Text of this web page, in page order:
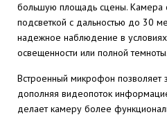
большую площадь сцены. Камера
подсветкой с дальностью до 30
надежное наблюдение в
освещенности или полной темноты.
Встроенный микрофон позволяет
дополняя видеопоток
делает камеру более